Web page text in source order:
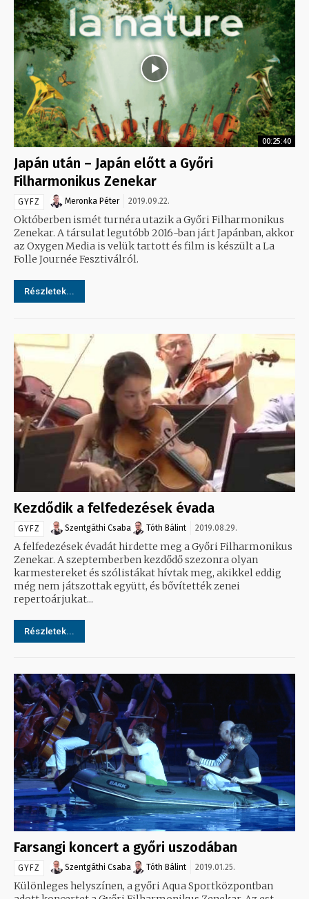
00:25:40
Japán után – Japán előtt a Győri
Filharmonikus Zenekar
GYFZ Meronka Péter 2019.09.22.
Októberben ismét turnéra utazik a Győri Filharmonikus
Zenekar. A társulat legutóbb 2016-ban járt Japánban, akkor
az Oxygen Media is velük tartott és film is készült a La
Folle Journée Fesztiválról.
Részletek...
Kezdődik a felfedezések évada
GYFZ Szentgáthi Csaba Tóth Bálint 2019.08.29.
A felfedezések évadát hirdette meg a Győri Filharmonikus
Zenekar. A szeptemberben kezdődő szezonra olyan
karmestereket és szólistákat hívtak meg, akikkel eddig
még nem játszottak együtt, és bővítették zenei
repertoárjukat...
Részletek...
Farsangi koncert a győri uszodában
GYFZ Szentgáthi Csaba Tóth Bálint 2019.01.25.
Különleges helyszínen, a győri Aqua Sportközpontban